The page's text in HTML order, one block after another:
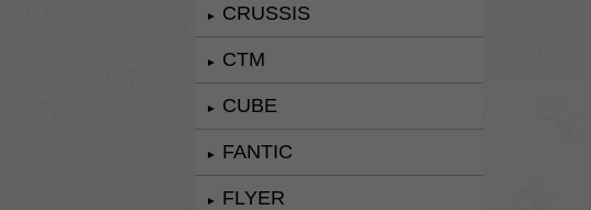
► CRUSSIS
► CTM
► CUBE
► FANTIC
► FLYER